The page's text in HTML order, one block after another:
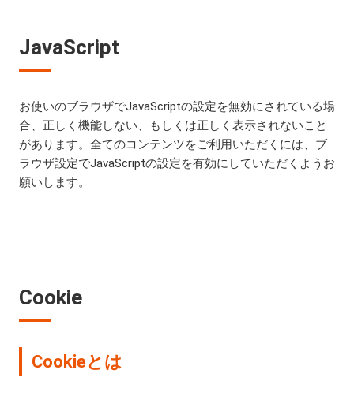
JavaScript
お使いのブラウザでJavaScriptの設定を無効にされている場
合、正しく機能しない、もしくは正しく表示されないこと
があります。全てのコンテンツをご利用いただくには、ブ
ラウザ設定でJavaScriptの設定を有効にしていただくようお
願いします。
Cookie
Cookieとは